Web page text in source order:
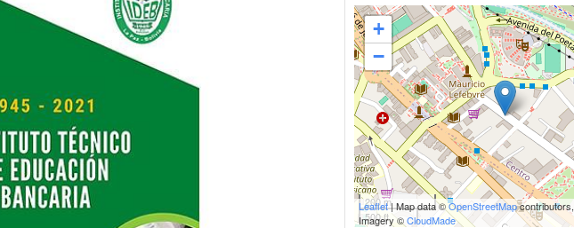
+
−
200 m
500 ft
Leaflet| Map data ©OpenStreetMapcontributors,
Imagery ©CloudMade